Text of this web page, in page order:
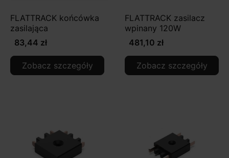
FLATTRACK końcówka
zasilająca
83,44 zł
Zobacz szczegóły
FLATTRACK zasilacz
wpinany 120W
481,10 zł
Zobacz szczegóły